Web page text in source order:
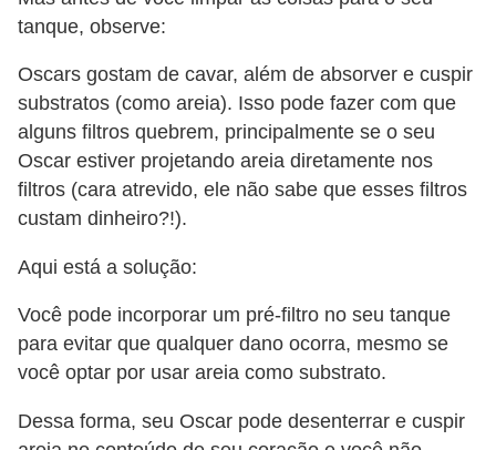
tanque, observe:
Oscars gostam de cavar, além de absorver e cuspir
substratos (como areia). Isso pode fazer com que
alguns filtros quebrem, principalmente se o seu
Oscar estiver projetando areia diretamente nos
filtros (cara atrevido, ele não sabe que esses filtros
custam dinheiro?!).
Aqui está a solução:
Você pode incorporar um pré-filtro no seu tanque
para evitar que qualquer dano ocorra, mesmo se
você optar por usar areia como substrato.
Dessa forma, seu Oscar pode desenterrar e cuspir
ã
o
e
a
l
i
m
e
n
t
a
ã